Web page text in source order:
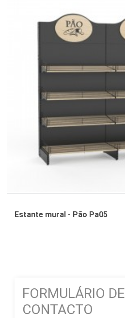
Estante mural - Pão Pa05
FORMULÁRIO DE
CONTACTO